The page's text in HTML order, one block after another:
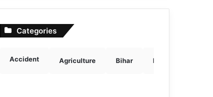
Categories
Accident Agriculture Bihar Breaking news